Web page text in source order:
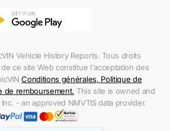
Vehicle History Reports. Tous droits
ce site Web constitue l'acceptation des
Conditions générales, Politique de
de remboursement. This site is owned and
- an approved NMVTIS data provider.